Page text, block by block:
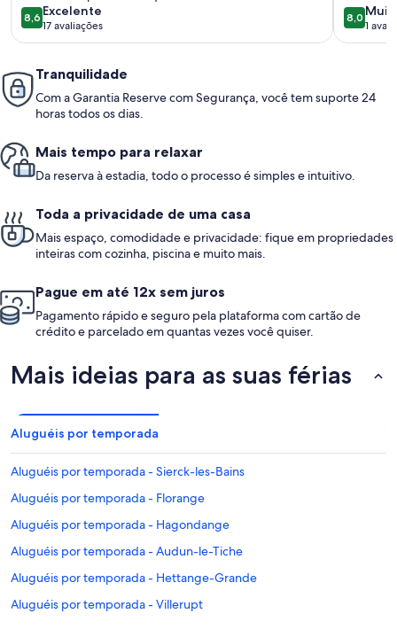
8,68,6 de 10
Excelente
excelente
17 avaliações
(17
8,08,0 de
boa
1
(1
Tranquilidade
Com a Garantia Reserve com Segurança, você tem suporte 24
horas todos os dias.
Mais tempo para relaxar
Da reserva à estadia, todo o processo é simples e intuitivo.
Toda a privacidade de uma casa
Mais espaço, comodidade e privacidade: fique em propriedades
inteiras com cozinha, piscina e muito mais.
Pague em até 12x sem juros
Pagamento rápido e seguro pela plataforma com cartão de
crédito e parcelado em quantas vezes você quiser.
Mais ideias para as suas férias
Aluguéis por temporada
Aluguéis por temporada - Sierck-les-Bains
Aluguéis por temporada - Florange
Aluguéis por temporada - Hagondange
Aluguéis por temporada - Audun-le-Tiche
Aluguéis por temporada - Hettange-Grande
Aluguéis por temporada - Villerupt